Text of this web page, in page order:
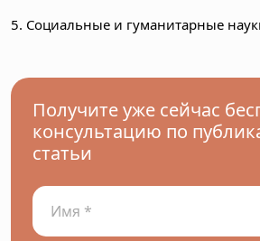
5. Социальные и гуманитарные
Получите уже сейчас
консультацию по
статьи